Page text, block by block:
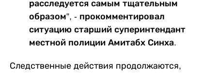
расследуется самым тщательным
образом”, - прокомментировал
ситуацию старший суперинтендант
местной полиции Амитабх Синха.
Следственные действия продолжаются,